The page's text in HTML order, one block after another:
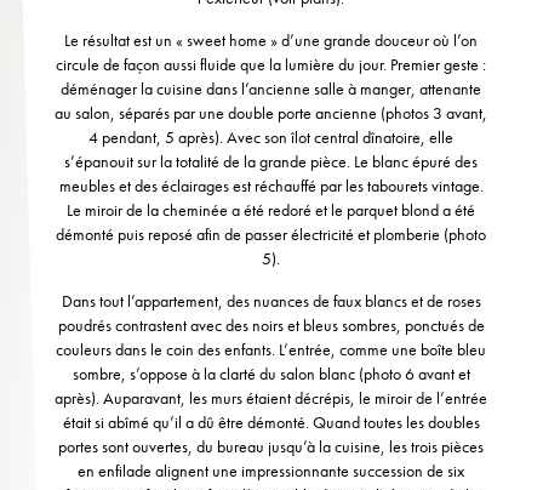
Le résultat est un « sweet home » d’une grande douceur où l’on
circule de façon aussi fluide que la lumière du jour. Premier geste :
déménager la cuisine dans l’ancienne salle à manger, attenante
au salon, séparés par une double porte ancienne (photos 3 avant,
4 pendant, 5 après). Avec son îlot central dînatoire, elle
s’épanouit sur la totalité de la grande pièce. Le blanc épuré des
meubles et des éclairages est réchauffé par les tabourets vintage.
Le miroir de la cheminée a été redoré et le parquet blond a été
démonté puis reposé afin de passer électricité et plomberie (photo
5).
Dans tout l’appartement, des nuances de faux blancs et de roses
poudrés contrastent avec des noirs et bleus sombres, ponctués de
couleurs dans le coin des enfants. L’entrée, comme une boîte bleu
sombre, s’oppose à la clarté du salon blanc (photo 6 avant et
après). Auparavant, les murs étaient décrépis, le miroir de l’entrée
était si abîmé qu’il a dû être démonté. Quand toutes les doubles
portes sont ouvertes, du bureau jusqu’à la cuisine, les trois pièces
en enfilade alignent une impressionnante succession de six